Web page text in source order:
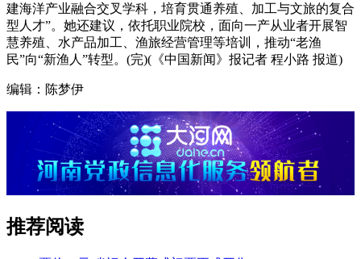
建海洋产业融合交叉学科，培育贯通养殖、加工与文旅的复合
型人才”。她还建议，依托职业院校，面向一产从业者开展智
慧养殖、水产品加工、渔旅经营管理等培训，推动“老渔
民”向“新渔人”转型。(完)(《中国新闻》报记者 程小路 报道)
编辑：陈梦伊
推荐阅读